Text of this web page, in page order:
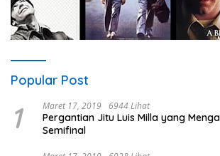
Popular Post
1 Maret 17, 2019 6944 Lihat
Pergantian Jitu Luis Milla yang
Semifinal